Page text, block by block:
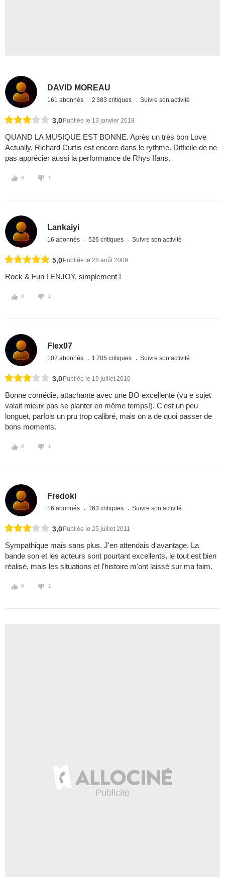
DAVID MOREAU
161 abonnés 2 383 critiques Suivre son activité
3,0 Publiée le 13 janvier 2018
QUAND LA MUSIQUE EST BONNE. Après un très bon Love
Actually, Richard Curtis est encore dans le rythme. Difficile de ne
pas apprécier aussi la performance de Rhys Ifans.
0 1
Lankaiyi
16 abonnés 526 critiques Suivre son activité
5,0 Publiée le 28 août 2009
Rock & Fun ! ENJOY, simplement !
0 1
Flex07
102 abonnés 1 705 critiques Suivre son activité
3,0 Publiée le 19 juillet 2010
Bonne comédie, attachante avec une BO excellente (vu e sujet
valait mieux pas se planter en même temps!). C'est un peu
longuet, parfois un pru trop calibré, mais on a de quoi passer de
bons moments.
0 1
Fredoki
16 abonnés 163 critiques Suivre son activité
3,0 Publiée le 25 juillet 2011
Sympathique mais sans plus. J'en attendais d'avantage. La
bande son et les acteurs sont pourtant excellents, le tout est bien
réalisé, mais les situations et l'histoire m'ont laissé sur ma faim.
0 1